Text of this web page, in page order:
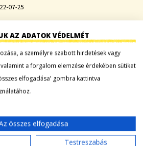
07-25
AZ ADATOK VÉDELMÉT
a személyre szabott hirdetések vagy
a forgalom elemzése érdekében sütiket
elfogadása' gombra kattintva
összes elfogadása
Testreszabás